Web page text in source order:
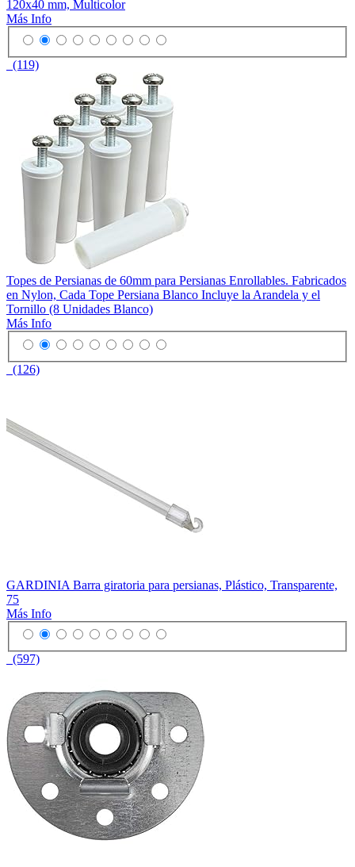
120x40 mm, Multicolor
Más Info
(119)
Topes de Persianas de 60mm para Persianas Enrollables. Fabricados
en Nylon, Cada Tope Persiana Blanco Incluye la Arandela y el
Tornillo (8 Unidades Blanco)
Más Info
(126)
GARDINIA Barra giratoria para persianas, Plástico, Transparente,
75
Más Info
(597)